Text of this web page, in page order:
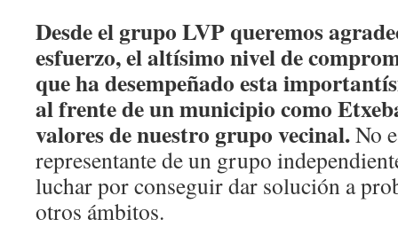
Desde el grupo LVP queremos
esfuerzo, el altísimo nivel de
que ha desempeñado esta
al frente de un municipio como
valores de nuestro grupo vecinal.No
representante de un grupo
luchar por conseguir dar solución a
otros ámbitos.